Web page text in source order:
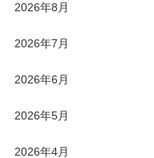
2026年8月
2026年7月
2026年6月
2026年5月
2026年4月